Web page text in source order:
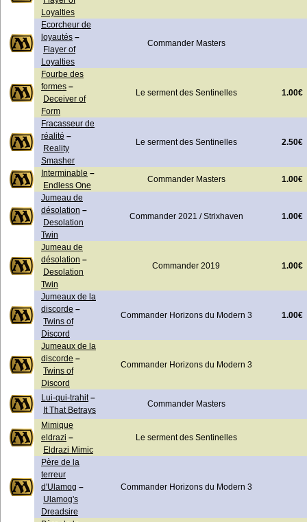
Loyalties
Ecorcheur de
loyautés –
Flayer of
Loyalties
Commander Masters
Fourbe des
formes –
Deceiver of
Form
Le serment des Sentinelles 1.00€
Fracasseur de
réalité –
Reality
Smasher
Le serment des Sentinelles 2.50€
Interminable –
Endless One
Commander Masters 1.00€
Jumeau de
désolation –
Desolation
Twin
Commander 2021 / Strixhaven 1.00€
Jumeau de
désolation –
Desolation
Twin
Commander 2019 1.00€
Jumeaux de la
discorde –
Twins of
Discord
Commander Horizons du Modern 3 1.00€
Jumeaux de la
discorde –
Twins of
Discord
Commander Horizons du Modern 3
Lui-qui-trahit–
It That Betrays
Commander Masters
Mimique
eldrazi –
Eldrazi Mimic
Le serment des Sentinelles
Père de la
terreur
d'Ulamog –
Ulamog's
Dreadsire
Commander Horizons du Modern 3